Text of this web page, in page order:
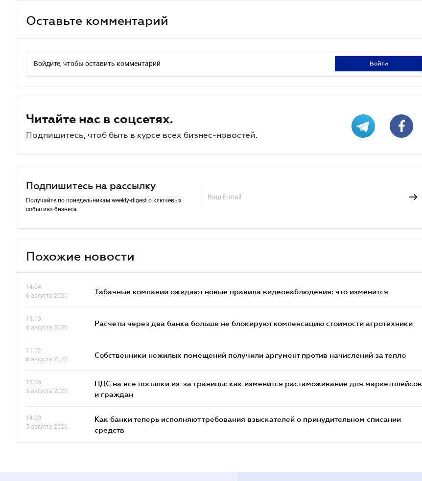
Оставьте комментарий
Войдите, чтобы оставить комментарий войти
Читайте нас в соцсетях.
Подпишитесь, чтоб быть в курсе всех бизнес-новостей.
Подпишитесь на рассылку
Получайте по понедельникам weekly-digest о ключевых
событиях бизнеса
Похожие новости
14.04
6 августа 2026
Табачные компании ожидают новые правила видеонаблюдения: что изменится
13.13
6 августа 2026
Расчеты через два банка больше не блокируют компенсацию стоимости агротехники
11.02
6 августа 2026
Собственники нежилых помещений получили аргумент против начислений за тепло
16.05
5 августа 2026
НДС на все посылки из-за границы: как изменится растаможивание для маркетплейсов
и граждан
14.09
5 августа 2026
Как банки теперь исполняют требования взыскателей о принудительном списании
средств